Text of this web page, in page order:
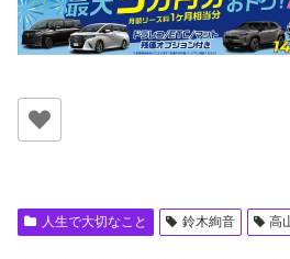
人生で大切なこと 鈴木絢音 高